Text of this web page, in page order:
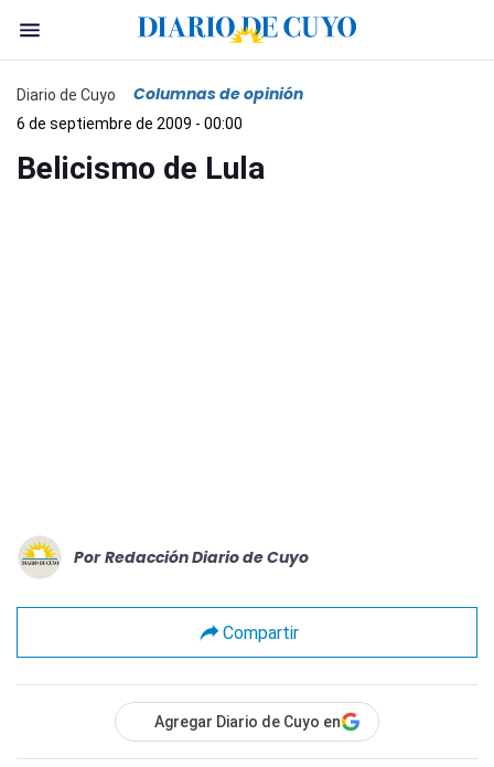
Diario de Cuyo Columnas de opinión
6 de septiembre de 2009 - 00:00
Belicismo de Lula
Por Redacción Diario de Cuyo
Compartir
Agregar Diario de Cuyo en